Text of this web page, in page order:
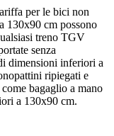
per le bici non
130x90 cm possono
treno TGV
senza
dimensioni inferiori a
ripiegati e
bagaglio a mano
a 130x90 cm.